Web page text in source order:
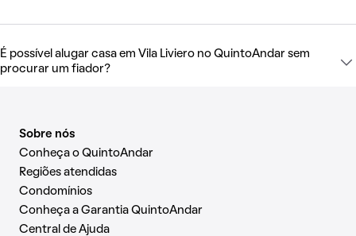
É possível alugar casa em Vila Liviero no QuintoAndar sem
procurar um fiador?
Sobre nós
Conheça o QuintoAndar
Regiões atendidas
Condomínios
Conheça a Garantia QuintoAndar
Central de Ajuda